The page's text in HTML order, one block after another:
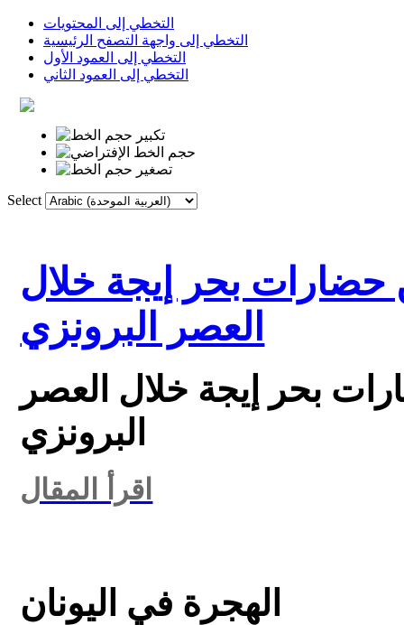
التخطي إلى المحتويات
التخطي إلى واجهة التصفح الرئيسية
التخطي إلى العمود الأول
التخطي إلى العمود الثاني
Select
حضارات بحر إيجة خلال
العصر البرونزي
بحر إيجة خلال العصر
البرونزي
اقرأ المقال
الهجرة في اليونان